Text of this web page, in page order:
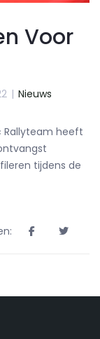
Voor
| Nieuws
Rallyteam heeft
tijdens de